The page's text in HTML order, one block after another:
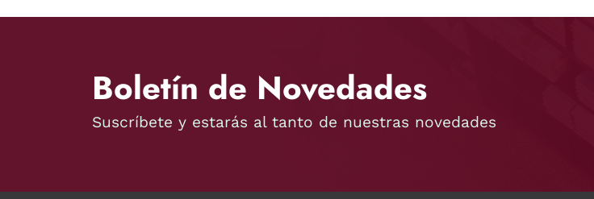
Boletín de Novedades
Suscríbete y estarás al tanto de nuestras novedades